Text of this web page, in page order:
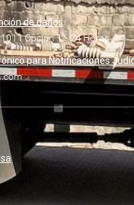
de daños
Opción 1– 24 Horas
para Notificaciones